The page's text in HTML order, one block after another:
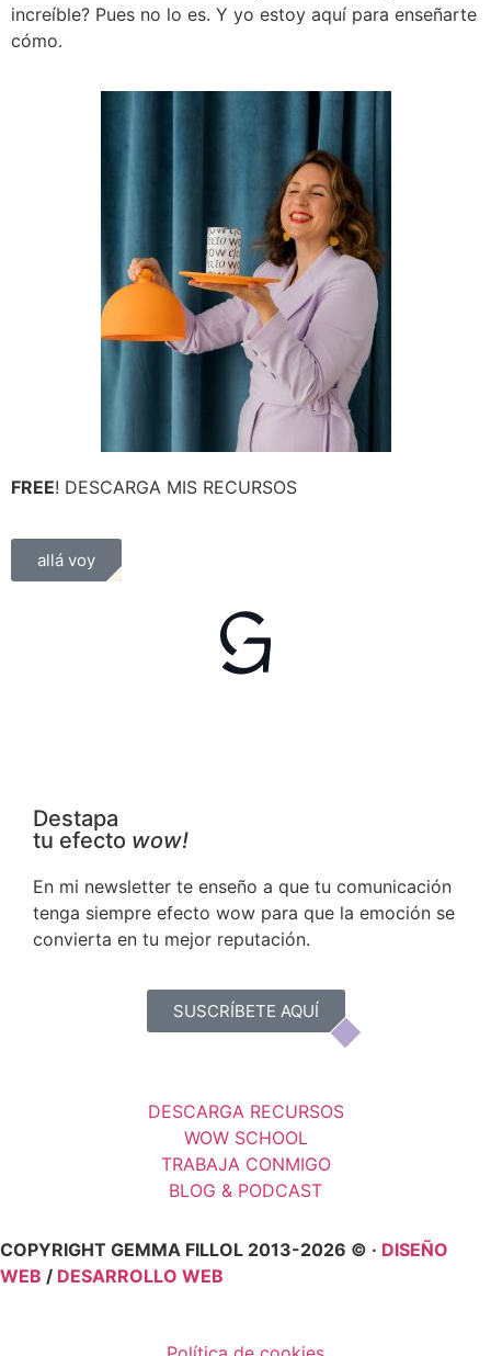
increíble? Pues no lo es. Y yo estoy aquí para enseñarte
cómo.
FREE! DESCARGA MIS RECURSOS
allá voy
Destapa
tu efecto wow!
En mi newsletter te enseño a que tu comunicación
tenga siempre efecto wow para que la emoción se
convierta en tu mejor reputación.
SUSCRÍBETE AQUÍ
DESCARGA RECURSOS
WOW SCHOOL
TRABAJA CONMIGO
BLOG & PODCAST
COPYRIGHT GEMMA FILLOL 2013-2026 © · DISEÑO
WEB / DESARROLLO WEB